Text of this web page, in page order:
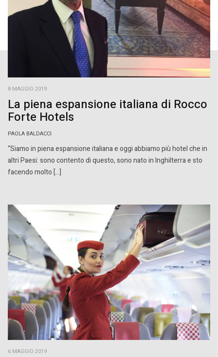
8 MAGGIO 2019
La piena espansione italiana di Rocco
Forte Hotels
PAOLA BALDACCI
“Siamo in piena espansione italiana e oggi abbiamo più hotel che in
altri Paesi: sono contento di questo, sono nato in Inghilterra e sto
facendo molto […]
6 MAGGIO 2019